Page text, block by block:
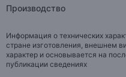
Производство
Информация о технических
стране изготовления, внешнем
характер и основывается на
публикации сведениях